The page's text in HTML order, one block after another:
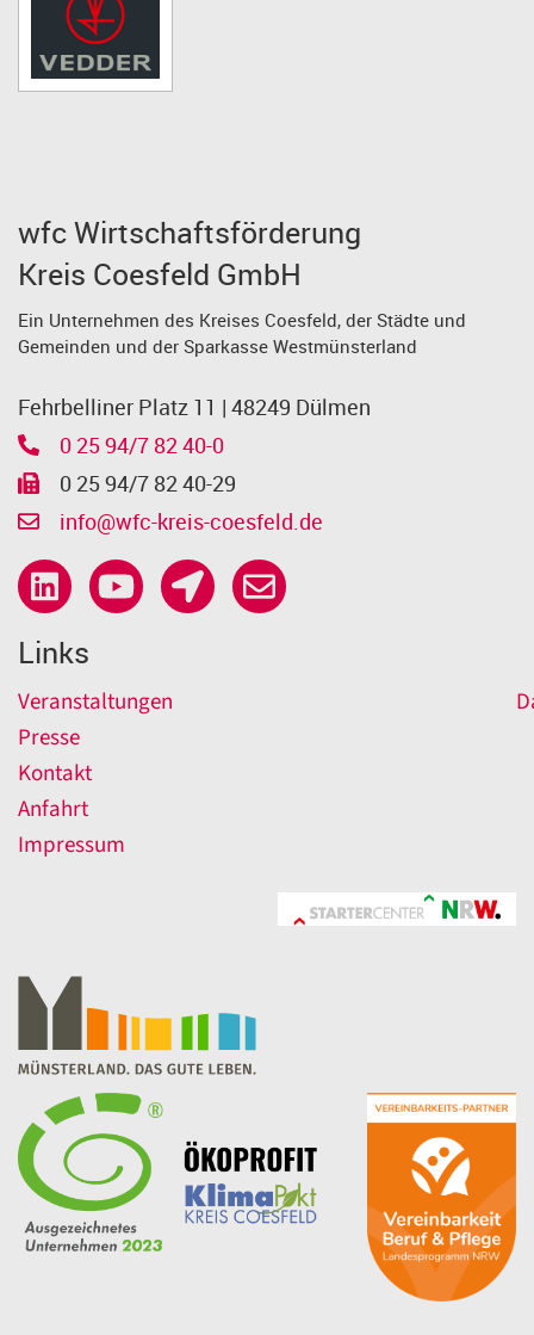
wfc Wirtschaftsförderung
Kreis Coesfeld GmbH
Ein Unternehmen des Kreises Coesfeld, der Städte und
Gemeinden und der Sparkasse Westmünsterland
Fehrbelliner Platz 11 | 48249 Dülmen
0 25 94/7 82 40-0
0 25 94/7 82 40-29
info@wfc-kreis-coesfeld.de
Links
Veranstaltungen
Presse
Kontakt
Anfahrt
Impressum